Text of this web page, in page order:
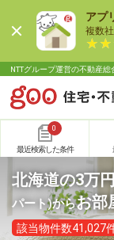
アプ
複数
NTTグループ運営の不動産
0
最近検索した条件
北海道の3万
パート)からお部
該当物件数41,027